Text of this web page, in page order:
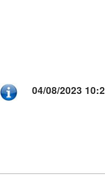
04/08/2023